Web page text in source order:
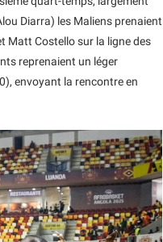
Diarra) les Maliens prenaient
Matt Costello sur la ligne des
reprenaient un léger
envoyant la rencontre en